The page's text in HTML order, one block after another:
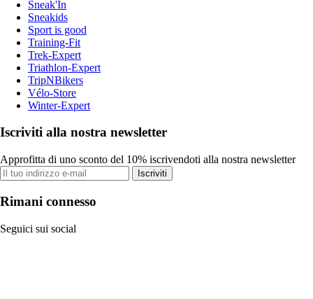
Sneak'In
Sneakids
Sport is good
Training-Fit
Trek-Expert
Triathlon-Expert
TripNBikers
Vélo-Store
Winter-Expert
Iscriviti alla nostra newsletter
Approfitta di uno sconto del 10% iscrivendoti alla nostra newsletter
Iscriviti
Rimani connesso
Seguici sui social